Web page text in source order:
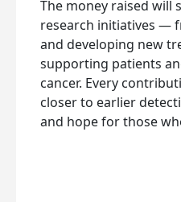
The money raised will
research initiatives —
and developing new
supporting patients
cancer. Every
closer to earlier
and hope for those